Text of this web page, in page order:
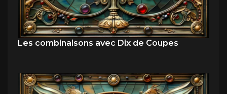
Les combinaisons avec Dix de Coupes